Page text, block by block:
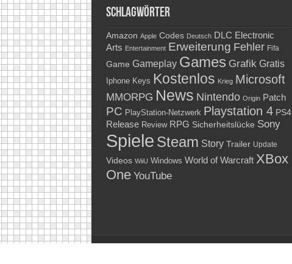
Schlagwörter
Amazon Apple Codes Deutsch DLC Electronic
Arts Entertainment Erweiterung Fehler Fifa
Game Gameplay Games Grafik Gratis
Iphone Keys Kostenlos Krieg Microsoft
MMORPG News Nintendo Origin Patch
PC PlayStation-Netzwerk Playstation 4 PS4
Release Review RPG Sicherheitslücke Sony
Spiele Steam Story Trailer Update
Videos WiiU Windows World of Warcraft XBox
One YouTube